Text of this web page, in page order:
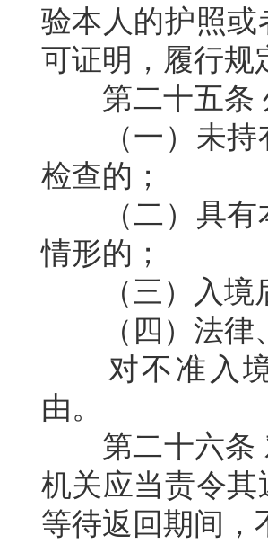
验本人的护照
可证明，履行规
第二十五条
（一）未
检查的；
（二）具
情形的；
（三）入
（四）法
对不准入
由。
第二十六条
机关应当责令
等待返回期间，